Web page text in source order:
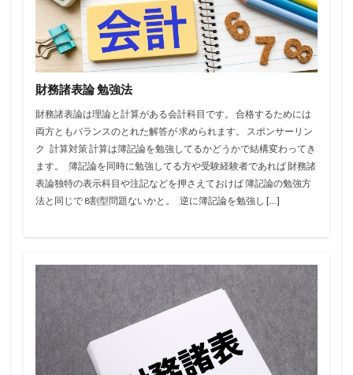
財務諸表論 勉強法
財務諸表論は理論と計算がある会計科目です。 合格するためには
両方ともバランスのとれた解答が 求められます。 スポンサーリン
ク 計算対策 計算は簿記論を勉強してるかどうかで結構変わってき
ます。 簿記論を同時に勉強してる方や受験経験者であれば 財務諸
表論独特の表示科目や注記などを押さえておけば 簿記論の勉強方
法と同じで 8割型問題ないかと。 逆に簿記論を勉強し […]